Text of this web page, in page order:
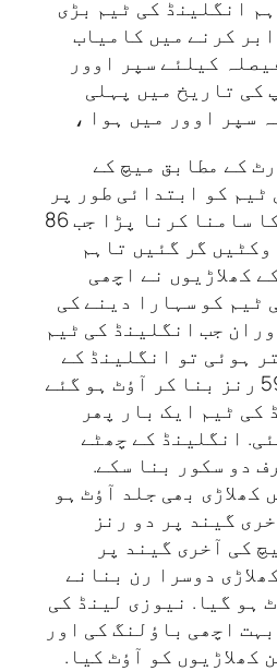
انگلینڈ کی ٹیم بڑی
کرنے میں‌ کامیاب
کیلئے سپر اوور
کی تاریخ میں پہلی
سپر اوور میں ہوا ،
کے مطابق میچ کے
کو ابتدائی طور پر
ہی مشکل صورتحال کا سامنا کرنا پڑا جب 86
گر گئیں‌ تاہم
کھلاڑیوں نے اچھی
ٹیم کو سہارا دینے کی
جب انگلینڈ کی ٹیم
ہوئی تو انگلینڈ کے
کھلاڑی جوزیٹیلر 59 رنز بنا کر آؤٹ‌ ہو گئے
کی ٹیم ایک بار پھر
انگلینڈ کے چھٹے
دو سکور بنا سکے.
بھی جلد آؤٹ ہو
گیند پر دو رنز
کی آخری گیند پر
دوسرا رن بنانے
ہو گیا. نیوزی لینڈ کی
اچھی باؤلنگ کی اور
کھلاڑیوں‌ کو آؤٹ کیا.